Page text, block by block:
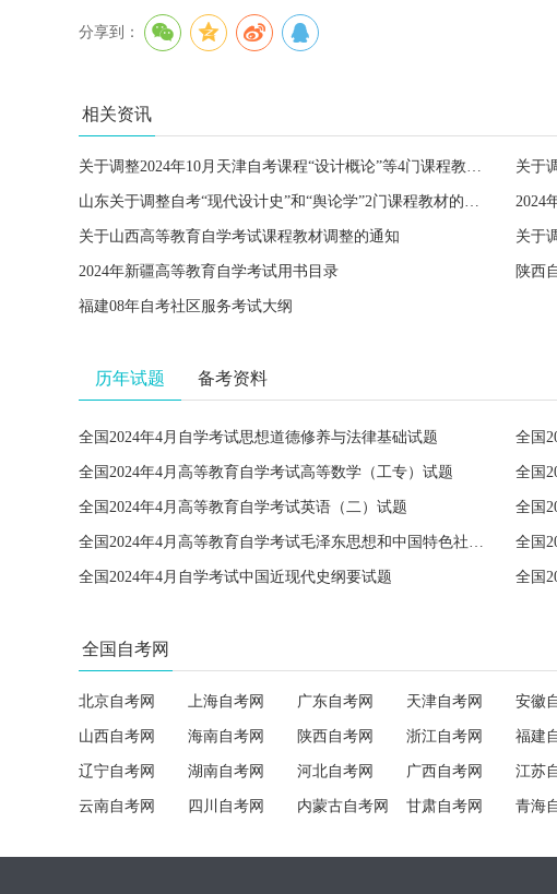
分享到：
相关资讯
关于调整2024年10月天津自考课程“设计概论”等4门课程教材、考试大纲的公告
山东关于调整自考“现代设计史”和“舆论学”2门课程教材的通知 2024
关于山西高等教育自学考试课程教材调整的通知 关于
2024年新疆高等教育自学考试用书目录 陕西
福建08年自考社区服务考试大纲
历年试题 备考资料
全国2024年4月自学考试思想道德修养与法律基础试题
全国2024年4月高等教育自学考试高等数学（工专）试题 全国
全国2024年4月高等教育自学考试英语（二）试题 全国
全国2024年4月高等教育自学考试毛泽东思想和中国特色社会主义理论体系概论试题 全国
全国2024年4月自学考试中国近现代史纲要试题 全国
全国自考网
北京自考网 上海自考网 广东自考网 天津自考网 安徽
山西自考网 海南自考网 陕西自考网 浙江自考网 福建
辽宁自考网 湖南自考网 河北自考网 广西自考网 江苏
云南自考网 四川自考网 内蒙古自考网 甘肃自考网 青海